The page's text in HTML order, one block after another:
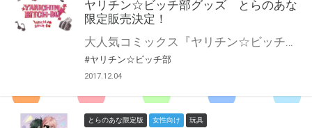
ヤリチン☆ビッチ部グッズ とらのあな
限定販売決定！
#ヤリチン☆ビッチ部
2017.12.04
とらのあな限定版 女性向け 玩具